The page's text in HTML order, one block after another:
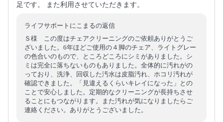
足です。 また利用させていただきます。
ライフサポートにこまるの返信
Ｓ様 この度はチェアクリーニングのご依頼ありがとうご
ざいました。6年ほどご使用の４脚のチェア、ライトグレー
の色合いのもので、ところどころにシミがありました。シ
ミは完全に落ちないものもありました。全体的に汚れがの
っており、洗浄、回収した汚水は皮脂汚れ、ホコリ汚れが
確認できました。「見違えるくらいキレイになった」との
ことで安心しました。定期的なクリーニングが長持ちさせ
ることにもつながります。また汚れが気になりましたらご
連絡ください。ありがとうございました。